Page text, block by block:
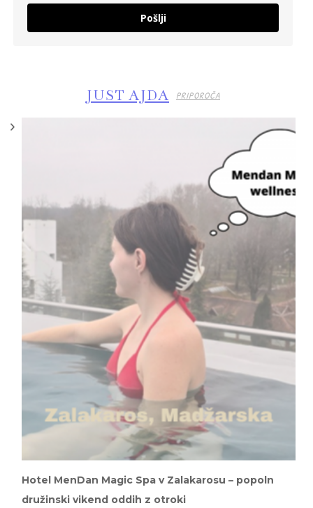
Pošlji
JUST AJDA PRIPOROČA
Hotel MenDan Magic Spa v Zalakarosu – popoln
družinski vikend oddih z otroki